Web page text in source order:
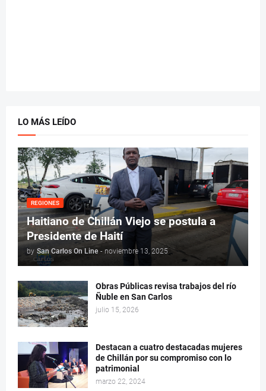
LO MÁS LEÍDO
REGIONES
Haitiano de Chillán Viejo se postula a
Presidente de Haití
by San Carlos On Line - noviembre 13, 2025
Obras Públicas revisa trabajos del río
Ñuble en San Carlos
julio 15, 2026
Destacan a cuatro destacadas mujeres
de Chillán por su compromiso con lo
patrimonial
marzo 22, 2024